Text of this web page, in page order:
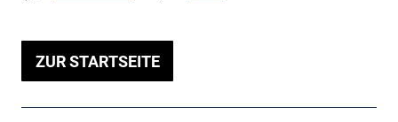
ZUR STARTSEITE